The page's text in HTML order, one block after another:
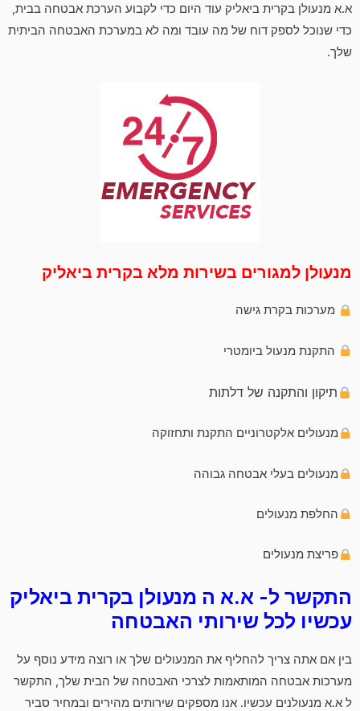
א.א מנעולן בקרית ביאליק עוד היום כדי לקבוע הערכת אבטחה בבית,
כדי שנוכל לספק דוח של מה עובד ומה לא במערכת האבטחה הביתית
שלך.
מנעולן למגורים בשירות מלא בקרית ביאליק
מערכות בקרת גישה
התקנת מנעול ביומטרי
תיקון והתקנה של דלתות
מנעולים אלקטרוניים התקנת ותחזוקה
מנעולים בעלי אבטחה גבוהה
החלפת מנעולים
פריצת מנעולים
התקשר ל- א.א ה מנעולן בקרית ביאליק
עכשיו לכל שירותי האבטחה
בין אם אתה צריך להחליף את המנעולים שלך או רוצה מידע נוסף על
מערכות אבטחה המותאמות לצרכי האבטחה של הבית שלך, התקשר
ל א.א מנעולנים עכשיו. אנו מספקים שירותים מהירים ובמחיר סביר